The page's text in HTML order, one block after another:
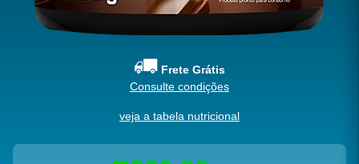
Frete Grátis
Consulte condições
veja a tabela nutricional